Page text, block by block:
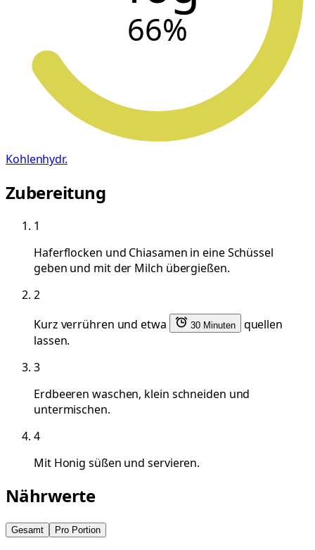
66%
Kohlenhydr.
Zubereitung
1
Haferflocken und Chiasamen in eine Schüssel
geben und mit der Milch übergießen.
2
Kurz verrühren und etwa
30 Minuten
quellen
lassen.
3
Erdbeeren waschen, klein schneiden und
untermischen.
4
Mit Honig süßen und servieren.
Nährwerte
Gesamt Pro Portion